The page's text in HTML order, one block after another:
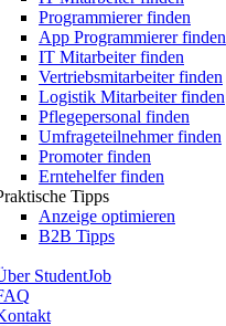
Programmierer finden
App Programmierer finden
IT Mitarbeiter finden
Vertriebsmitarbeiter finden
Logistik Mitarbeiter finden
Pflegepersonal finden
Umfrageteilnehmer finden
Promoter finden
Erntehelfer finden
Tipps
Anzeige optimieren
B2B Tipps
StudentJob